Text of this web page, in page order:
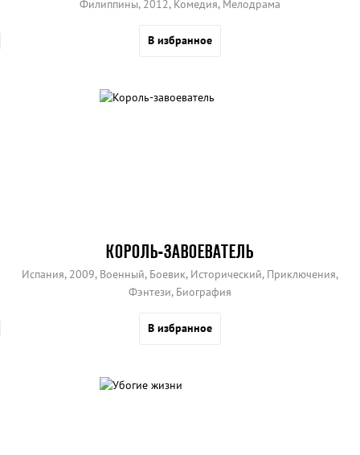
Филиппины, 2012, Комедия, Мелодрама
В избранное
КОРОЛЬ-ЗАВОЕВАТЕЛЬ
Испания, 2009, Военный, Боевик, Исторический, Приключения,
Фэнтези, Биография
В избранное